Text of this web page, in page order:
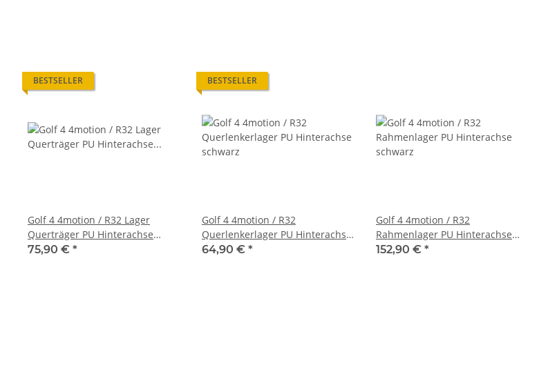
BESTSELLER
Golf 4 4motion / R32 Lager
Querträger PU Hinterachse
schwarz
75,90 € *
BESTSELLER
Golf 4 4motion / R32
Querlenkerlager PU Hinterachse
schwarz
64,90 € *
Golf 4 4motion / R32
Rahmenlager PU Hinterachse
schwarz
152,90 € *